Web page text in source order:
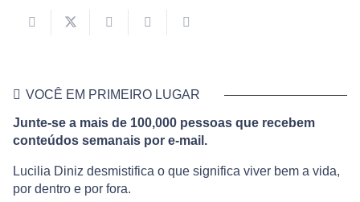
VOCÊ EM PRIMEIRO LUGAR
Junte-se a mais de 100,000 pessoas que recebem
conteúdos semanais por e-mail.
Lucilia Diniz desmistifica o que significa viver bem a vida,
por dentro e por fora.